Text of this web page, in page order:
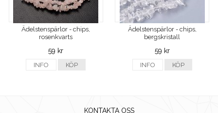
Ädelstenspärlor - chips,
rosenkvarts
59 kr
INFO KÖP
Ädelstenspärlor - chips,
bergskristall
59 kr
INFO KÖP
KONTAKTA OSS